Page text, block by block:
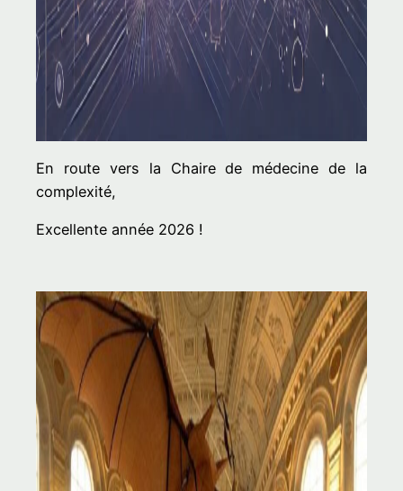
En route vers la Chaire de médecine de la
complexité,
Excellente année 2026 !